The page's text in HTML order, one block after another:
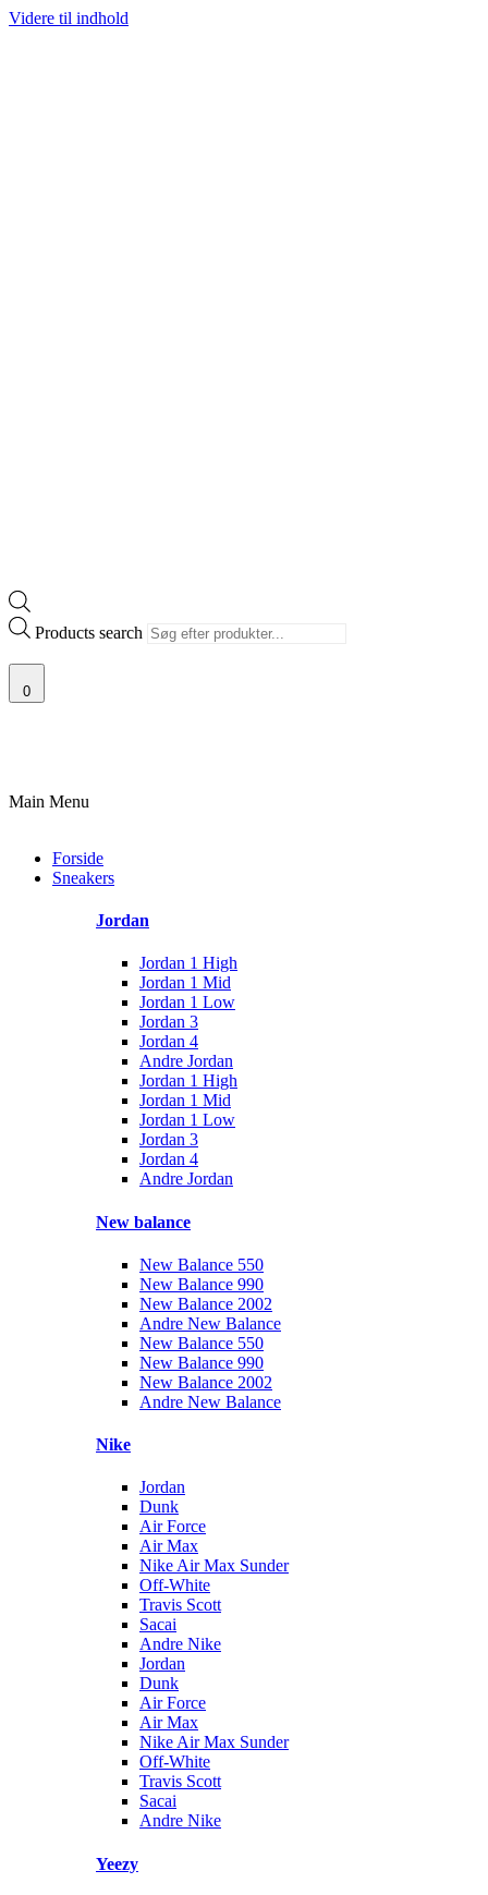
Videre til indhold
Products search
0
Main Menu
Forside
Sneakers
Jordan
Jordan 1 High
Jordan 1 Mid
Jordan 1 Low
Jordan 3
Jordan 4
Andre Jordan
Jordan 1 High
Jordan 1 Mid
Jordan 1 Low
Jordan 3
Jordan 4
Andre Jordan
New balance
New Balance 550
New Balance 990
New Balance 2002
Andre New Balance
New Balance 550
New Balance 990
New Balance 2002
Andre New Balance
Nike
Jordan
Dunk
Air Force
Air Max
Nike Air Max Sunder
Off-White
Travis Scott
Sacai
Andre Nike
Jordan
Dunk
Air Force
Air Max
Nike Air Max Sunder
Off-White
Travis Scott
Sacai
Andre Nike
Yeezy